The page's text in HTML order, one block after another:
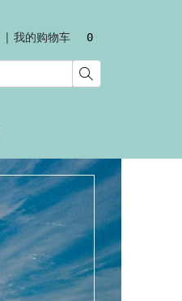
| 我的购物车 0